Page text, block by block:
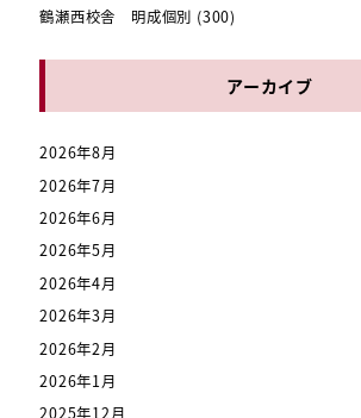
鶴瀬西校舎 明成個別 (300)
アーカイブ
2026年8月
2026年7月
2026年6月
2026年5月
2026年4月
2026年3月
2026年2月
2026年1月
2025年12月